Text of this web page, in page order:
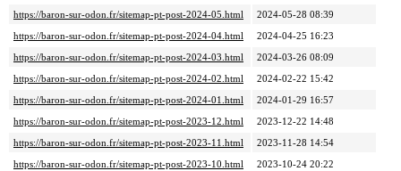
https://baron-sur-odon.fr/sitemap-pt-post-2024-05.html
2024-05-28 08:39
https://baron-sur-odon.fr/sitemap-pt-post-2024-04.html
2024-04-25 16:23
https://baron-sur-odon.fr/sitemap-pt-post-2024-03.html
2024-03-26 08:09
https://baron-sur-odon.fr/sitemap-pt-post-2024-02.html
2024-02-22 15:42
https://baron-sur-odon.fr/sitemap-pt-post-2024-01.html
2024-01-29 16:57
https://baron-sur-odon.fr/sitemap-pt-post-2023-12.html
2023-12-22 14:48
https://baron-sur-odon.fr/sitemap-pt-post-2023-11.html
2023-11-28 14:54
https://baron-sur-odon.fr/sitemap-pt-post-2023-10.html
2023-10-24 20:22